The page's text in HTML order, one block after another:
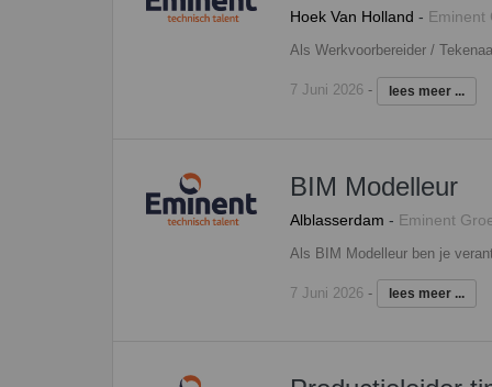
Hoek Van Holland - Eminent
7 Juni 2026- lees meer ...
BIM Modelleur
Alblasserdam - Eminent
7 Juni 2026- lees meer ...